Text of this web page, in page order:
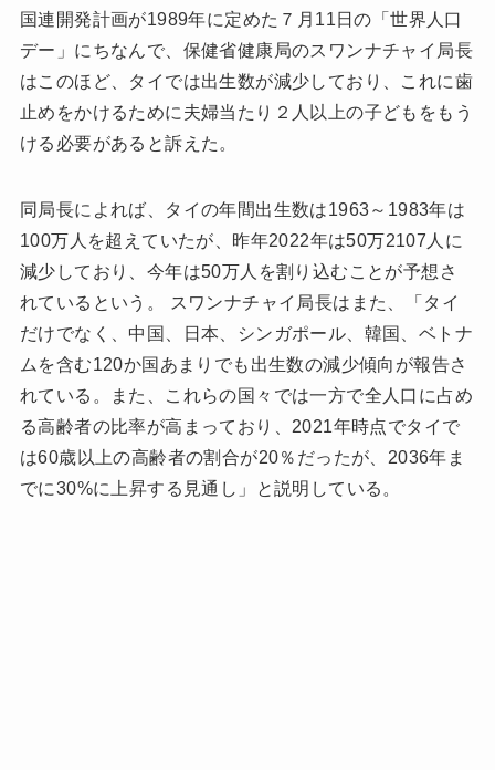
国連開発計画が1989年に定めた７月11日の「世界人口
デー」にちなんで、保健省健康局のスワンナチャイ局長
はこのほど、タイでは出生数が減少しており、これに歯
止めをかけるために夫婦当たり２人以上の子どもをもう
ける必要があると訴えた。
同局長によれば、タイの年間出生数は1963～1983年は
100万人を超えていたが、昨年2022年は50万2107人に
減少しており、今年は50万人を割り込むことが予想さ
れているという。 スワンナチャイ局長はまた、「タイ
だけでなく、中国、日本、シンガポール、韓国、ベトナ
ムを含む120か国あまりでも出生数の減少傾向が報告さ
れている。また、これらの国々では一方で全人口に占め
る高齢者の比率が高まっており、2021年時点でタイで
は60歳以上の高齢者の割合が20％だったが、2036年ま
でに30%に上昇する見通し」と説明している。